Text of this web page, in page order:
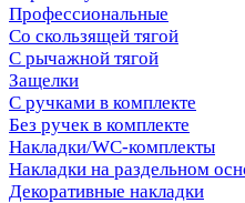
Профессиональные
Со скользящей тягой
С рычажной тягой
Защелки
С ручками в комплекте
Без ручек в комплекте
Накладки/WC-комплекты
Накладки на раздельном
Декоративные накладки